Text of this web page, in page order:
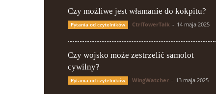
Czy możliwe jest włamanie do kokpitu?
Pytania od czytelników CtrlTowerTalk - 14 maja 2025
Czy wojsko może zestrzelić samolot
cywilny?
Pytania od czytelników WingWatcher - 13 maja 2025